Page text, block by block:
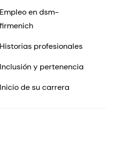
Empleo en dsm-
firmenich
Historias profesionales
Inclusión y pertenencia
Inicio de su carrera